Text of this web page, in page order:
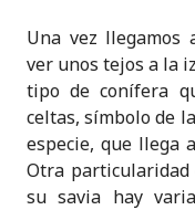
Una vez llegamos
ver unos tejos a la
tipo de conífera
celtas, símbolo de
especie, que llega
Otra particularidad
su savia hay